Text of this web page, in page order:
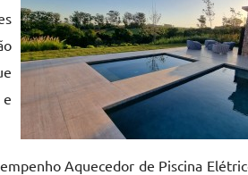
Aquecedor de Piscina